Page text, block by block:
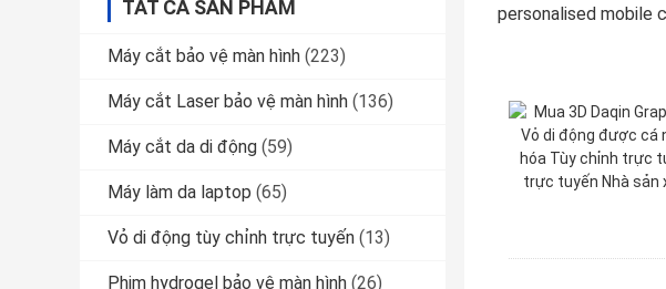
TẤT CẢ SẢN PHẨM
Máy cắt bảo vệ màn hình (223)
Máy cắt Laser bảo vệ màn hình (136)
Máy cắt da di động (59)
Máy làm da laptop (65)
Vỏ di động tùy chỉnh trực tuyến (13)
Phim hydrogel bảo vệ màn hình (26)
personalised mobile